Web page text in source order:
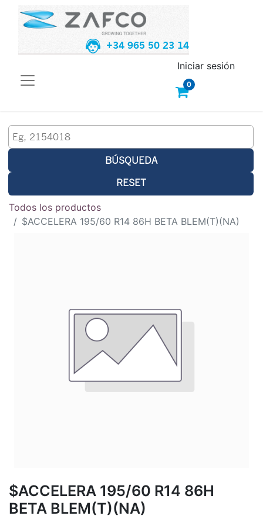
+34 965 50 23 14
0
Iniciar sesión
BÚSQUEDA
RESET
Todos los productos
$ACCELERA 195/60 R14 86H BETA BLEM(T)(NA)
$ACCELERA 195/60 R14 86H
BETA BLEM(T)(NA)